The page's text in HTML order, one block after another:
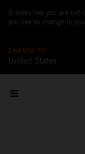
It looks like you are not
you like to change to
CHANGE TO
United States